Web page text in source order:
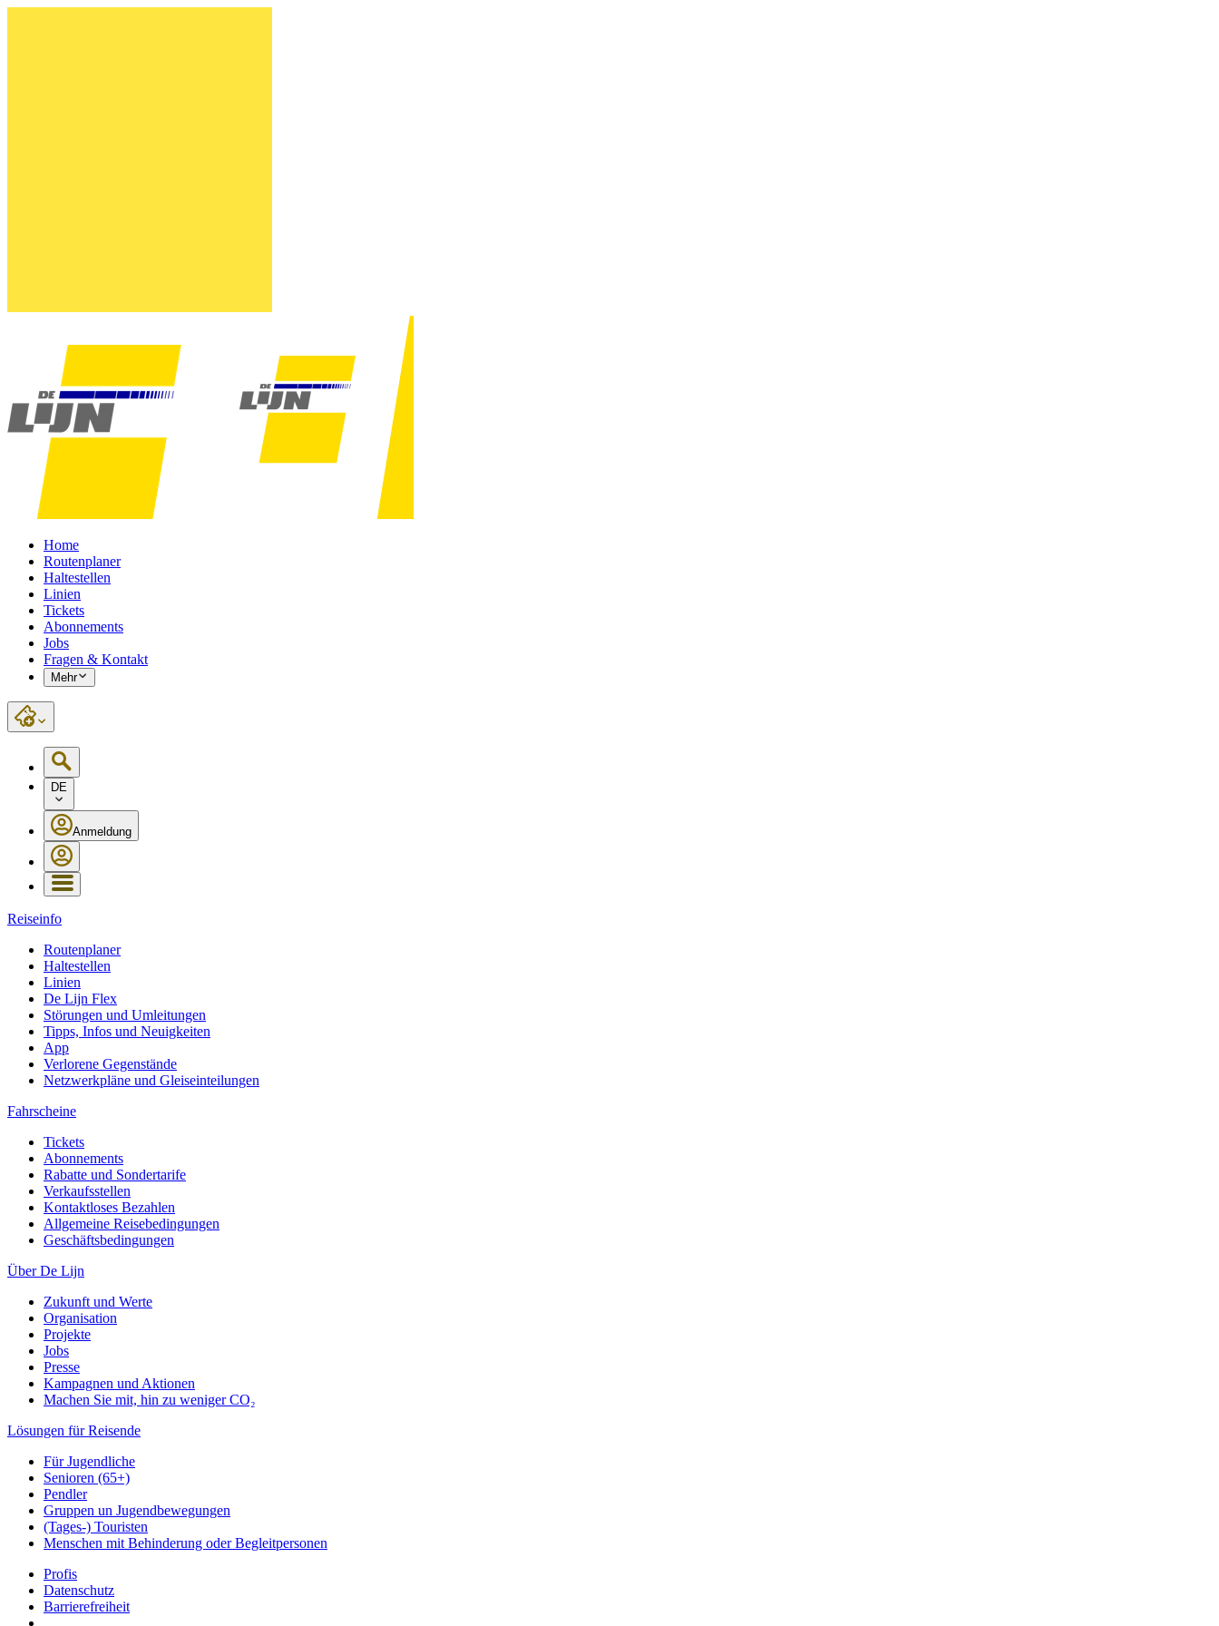
Home
Routenplaner
Haltestellen
Linien
Tickets
Abonnements
Jobs
Fragen & Kontakt
Mehr
DE
Anmeldung
Reiseinfo
Routenplaner
Haltestellen
Linien
De Lijn Flex
Störungen und Umleitungen
Tipps, Infos und Neuigkeiten
App
Verlorene Gegenstände
Netzwerkpläne und Gleiseinteilungen
Fahrscheine
Tickets
Abonnements
Rabatte und Sondertarife
Verkaufsstellen
Kontaktloses Bezahlen
Allgemeine Reisebedingungen
Geschäftsbedingungen
Über De Lijn
Zukunft und Werte
Organisation
Projekte
Jobs
Presse
Kampagnen und Aktionen
Machen Sie mit, hin zu weniger CO₂
Lösungen für Reisende
Für Jugendliche
Senioren (65+)
Pendler
Gruppen un Jugendbewegungen
(Tages-) Touristen
Menschen mit Behinderung oder Begleitpersonen
Profis
Datenschutz
Barrierefreiheit